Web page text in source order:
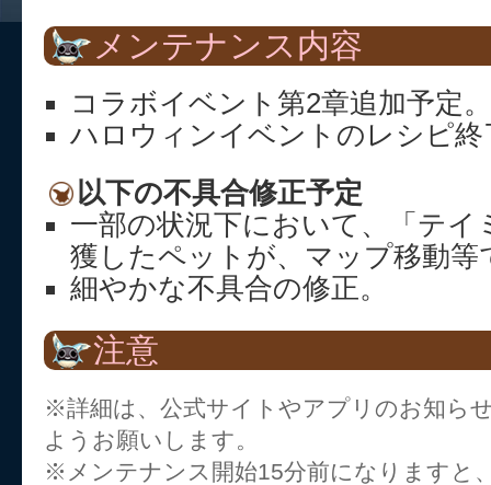
メンテナンス内容
コラボイベント第2章追加予定。
ハロウィンイベントのレシピ終
以下の不具合修正予定
一部の状況下において、「テイ
獲したペットが、マップ移動等
細やかな不具合の修正。
注意
※詳細は、公式サイトやアプリのお知ら
ようお願いします。
※メンテナンス開始15分前になりますと